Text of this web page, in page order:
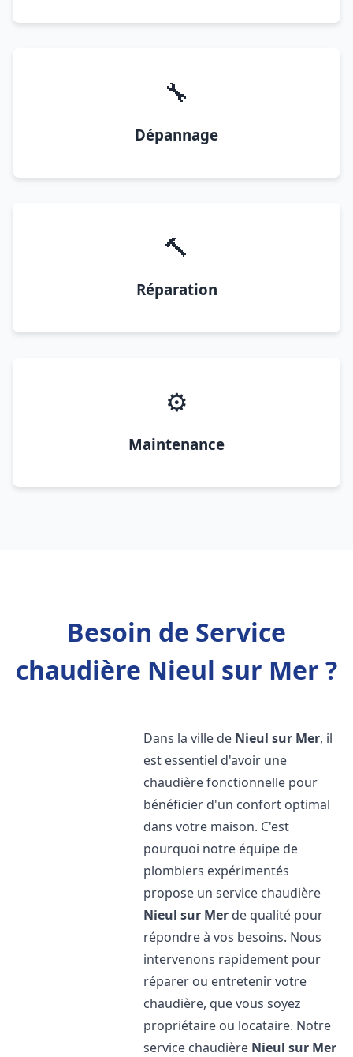
🔧
Dépannage
🔨
Réparation
⚙️
Maintenance
Besoin de Service
chaudière Nieul sur Mer ?
Dans la ville de Nieul sur Mer, il
est essentiel d'avoir une
chaudière fonctionnelle pour
bénéficier d'un confort optimal
dans votre maison. C'est
pourquoi notre équipe de
plombiers expérimentés
propose un service chaudière
Nieul sur Mer de qualité pour
répondre à vos besoins. Nous
intervenons rapidement pour
réparer ou entretenir votre
chaudière, que vous soyez
propriétaire ou locataire. Notre
service chaudière Nieul sur Mer